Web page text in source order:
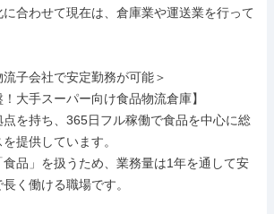
合わせて現在は、倉庫業や運送業を行って
子会社で安定勤務が可能＞
！大手スーパー向け食品物流倉庫】
を持ち、365日フル稼働で食品を中心に総
提供しています。
品」を扱うため、業務量は1年を通して安
く働ける職場です。